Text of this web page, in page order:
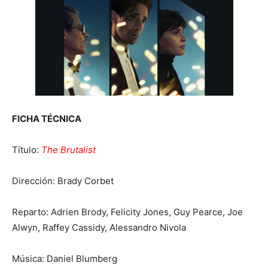
FICHA TÉCNICA
Título: The Brutalist
Dirección: Brady Corbet
Reparto: Adrien Brody, Felicity Jones, Guy Pearce, Joe
Alwyn, Raffey Cassidy, Alessandro Nivola
Música: Daniel Blumberg